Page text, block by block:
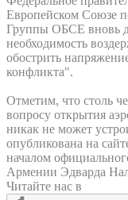
Европейском Союзе
Группы ОБСЕ вновь
необходимость
обострить
конфликта".
Отметим, что столь
вопросу открытия
никак не может
опубликована на
началом
Армении Эдварда
Читайте нас в